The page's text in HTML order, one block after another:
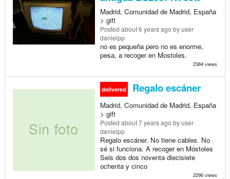
Madrid, Comunidad de Madrid, España
> gift
Posted about 6 years ago by user
danielpp
no es pequeña pero no es enorme,
pesa, a recoger en Mostoles.
2384 views
delivered Regalo escáner
Madrid, Comunidad de Madrid, España
> gift
Posted about 7 years ago by user
danielpp
Regalo escáner. No tiene cables. No
sé si funciona. A recoger en Móstoles
Seis dos dos noventa diecisiete
ochenta y cinco
2296 views